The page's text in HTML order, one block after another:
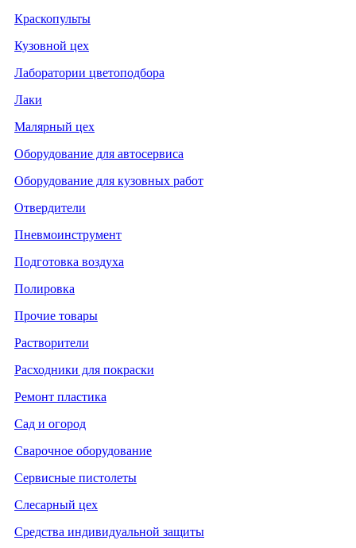
Краскопульты
Кузовной цех
Лаборатории цветоподбора
Лаки
Малярный цех
Оборудование для автосервиса
Оборудование для кузовных работ
Отвердители
Пневмоинструмент
Подготовка воздуха
Полировка
Прочие товары
Растворители
Расходники для покраски
Ремонт пластика
Сад и огород
Сварочное оборудование
Сервисные пистолеты
Слесарный цех
Средства индивидуальной защиты